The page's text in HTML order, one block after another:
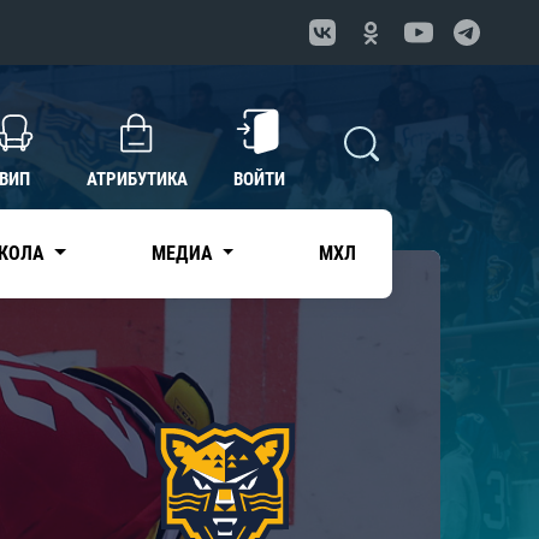
ВИП АТРИБУТИКА ВОЙТИ
МЕДИА МХЛ